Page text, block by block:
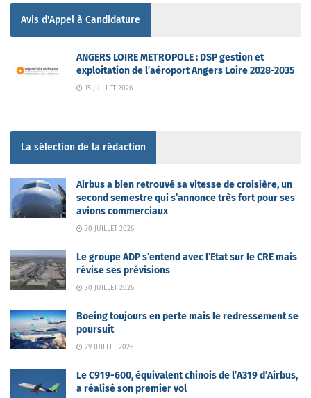
Avis d'Appel à Candidature
ANGERS LOIRE METROPOLE : DSP gestion et
exploitation de l’aéroport Angers Loire 2028-2035
15 JUILLET 2026
La sélection de la rédaction
Airbus a bien retrouvé sa vitesse de croisière, un
second semestre qui s’annonce très fort pour ses
avions commerciaux
30 JUILLET 2026
Le groupe ADP s’entend avec l’Etat sur le CRE mais
révise ses prévisions
30 JUILLET 2026
Boeing toujours en perte mais le redressement se
poursuit
29 JUILLET 2026
Le C919-600, équivalent chinois de l’A319 d’Airbus,
a réalisé son premier vol